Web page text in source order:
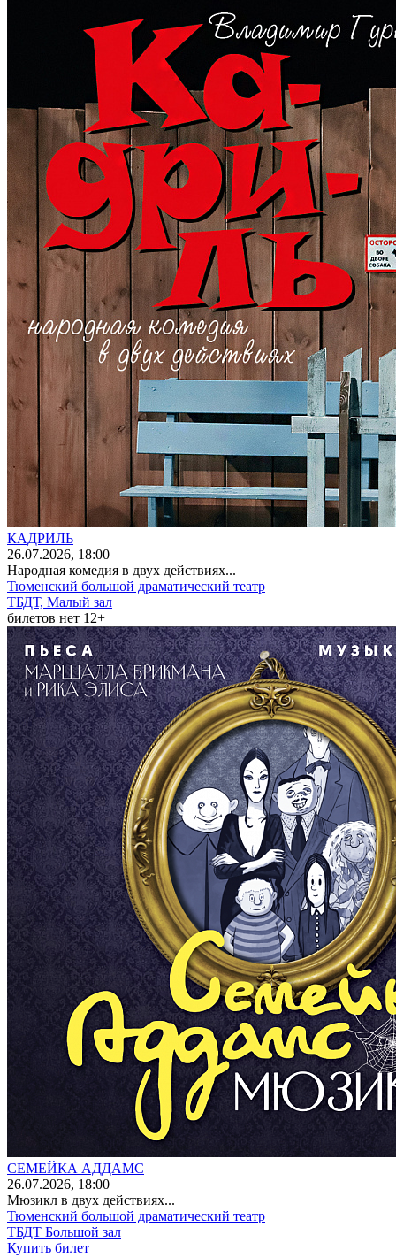
КАДРИЛЬ
26.07.2026, 18:00
Народная комедия в двух действиях...
Тюменский большой драматический театр
ТБДТ, Малый зал
билетов нет 12+
СЕМЕЙКА АДДАМС
26.07.2026, 18:00
Мюзикл в двух действиях...
Тюменский большой драматический театр
ТБДТ Большой зал
Купить билет